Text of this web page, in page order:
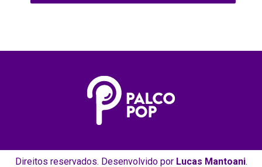
Direitos reservados. Desenvolvido por Lucas Mantoani.